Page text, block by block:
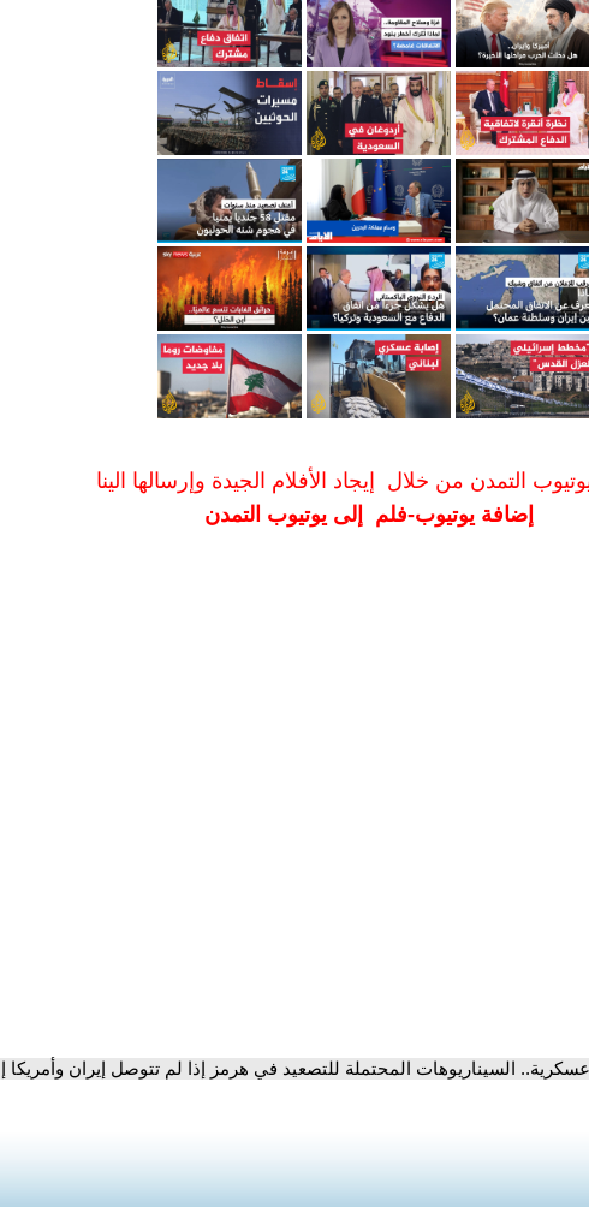
التمدن من خلال إيجاد الأفلام الجيدة وإرسالها الينا
إضافة يوتيوب-فلم إلى يوتيوب التمدن
السيناريوهات المحتملة للتصعيد في هرمز إذا لم تتوصل إيران وأمريكا